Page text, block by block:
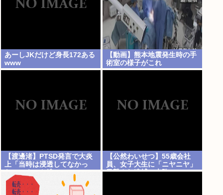
あーしJKだけど身長172ある
www
【動画】熊本地震発生時の手
術室の様子がこれ
【渡邊渚】PTSD発言で大炎
上「当時は浸透してなかっ
た」にネット総ツッコミ
【公然わいせつ】55歳会社
員、女子大生に「ニヤニヤ」
目撃され逮捕の末路